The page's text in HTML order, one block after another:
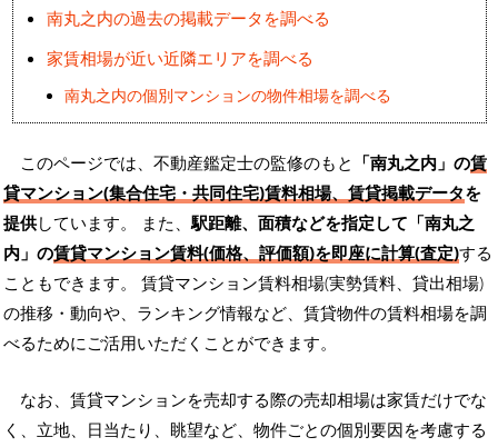
南丸之内の過去の掲載データを調べる
家賃相場が近い近隣エリアを調べる
南丸之内の個別マンションの物件相場を調べる
このページでは、不動産鑑定士の監修のもと 「南丸之内」の賃
貸マンション(集合住宅・共同住宅)賃料相場、賃貸掲載データを
提供しています。 また、駅距離、面積などを指定して「南丸之
内」の賃貸マンション賃料(価格、評価額)を即座に計算(査定)する
こともできます。 賃貸マンション賃料相場(実勢賃料、貸出相場)
の推移・動向や、ランキング情報など、賃貸物件の賃料相場を調
べるためにご活用いただくことができます。
なお、賃貸マンションを売却する際の売却相場は家賃だけでな
く、立地、日当たり、眺望など、物件ごとの個別要因を考慮する